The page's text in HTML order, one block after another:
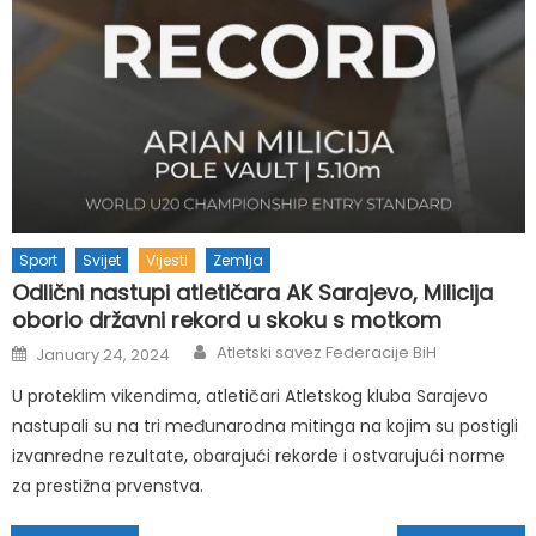
Sport Svijet Vijesti Zemlja
Odlični nastupi atletičara AK Sarajevo, Milicija
oborio državni rekord u skoku s motkom
Posted
on
January 24, 2024 Author
Atletski savez Federacije BiH
U proteklim vikendima, atletičari Atletskog kluba Sarajevo
nastupali su na tri međunarodna mitinga na kojim su postigli
izvanredne rezultate, obarajući rekorde i ostvarujući norme
za prestižna prvenstva.